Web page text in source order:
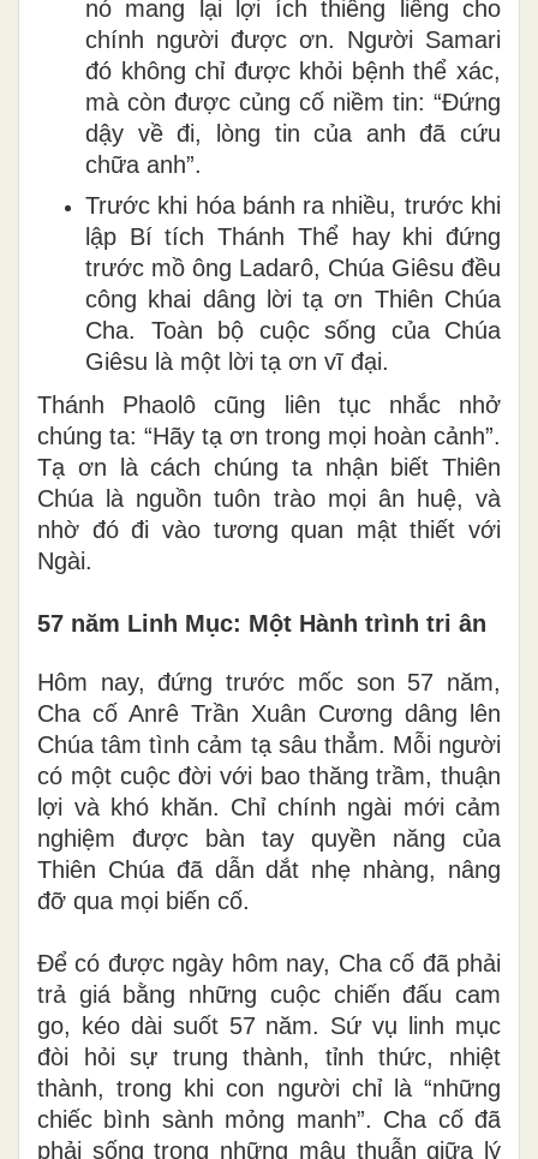
nó mang lại lợi ích thiêng liêng cho
chính người được ơn. Người Samari
đó không chỉ được khỏi bệnh thể xác,
mà còn được củng cố niềm tin: “Đứng
dậy về đi, lòng tin của anh đã cứu
chữa anh”.
Trước khi hóa bánh ra nhiều, trước khi
lập Bí tích Thánh Thể hay khi đứng
trước mồ ông Ladarô, Chúa Giêsu đều
công khai dâng lời tạ ơn Thiên Chúa
Cha. Toàn bộ cuộc sống của Chúa
Giêsu là một lời tạ ơn vĩ đại.
Thánh Phaolô cũng liên tục nhắc nhở
chúng ta: “Hãy tạ ơn trong mọi hoàn cảnh”.
Tạ ơn là cách chúng ta nhận biết Thiên
Chúa là nguồn tuôn trào mọi ân huệ, và
nhờ đó đi vào tương quan mật thiết với
Ngài.
57 năm Linh Mục: Một Hành trình tri ân
Hôm nay, đứng trước mốc son 57 năm,
Cha cố Anrê Trần Xuân Cương dâng lên
Chúa tâm tình cảm tạ sâu thẳm. Mỗi người
có một cuộc đời với bao thăng trầm, thuận
lợi và khó khăn. Chỉ chính ngài mới cảm
nghiệm được bàn tay quyền năng của
Thiên Chúa đã dẫn dắt nhẹ nhàng, nâng
đỡ qua mọi biến cố.
Để có được ngày hôm nay, Cha cố đã phải
trả giá bằng những cuộc chiến đấu cam
go, kéo dài suốt 57 năm. Sứ vụ linh mục
đòi hỏi sự trung thành, tỉnh thức, nhiệt
thành, trong khi con người chỉ là “những
chiếc bình sành mỏng manh”. Cha cố đã
phải sống trong những mâu thuẫn giữa lý